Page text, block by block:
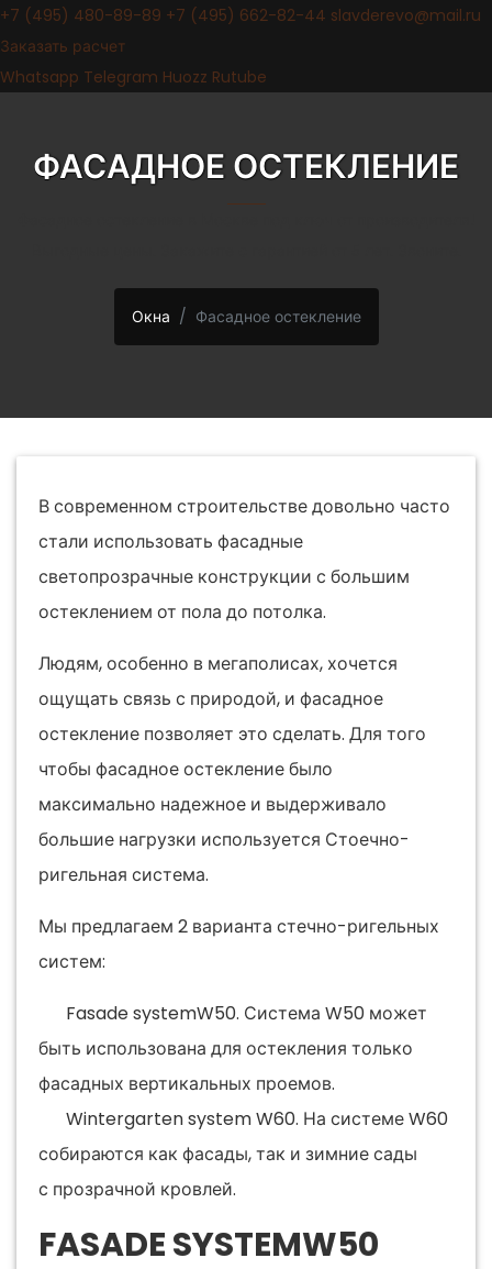
+7 (495) 480-89-89 +7 (495) 662-82-44 slavderevo@mail.ru
Заказать расчет
Whatsapp Telegram Huozz Rutube
ФАСАДНОЕ ОСТЕКЛЕНИЕ
Окна Фасадное остекление
В современном строительстве довольно часто
стали использовать фасадные
светопрозрачные конструкции с большим
остеклением от пола до потолка.
Людям, особенно в мегаполисах, хочется
ощущать связь с природой, и фасадное
остекление позволяет это сделать. Для того
чтобы фасадное остекление было
максимально надежное и выдерживало
большие нагрузки используется Стоечно-
ригельная система.
Мы предлагаем 2 варианта стечно-ригельных
систем:
Fasade systemW50. Система W50 может
быть использована для остекления только
фасадных вертикальных проемов.
Wintergarten system W60. На системе W60
собираются как фасады, так и зимние сады
с прозрачной кровлей.
FASADE SYSTEMW50